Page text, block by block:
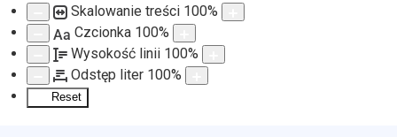
Skalowanie treści 100%
Aa Czcionka 100%
Wysokość linii 100%
Odstęp liter 100%
Reset